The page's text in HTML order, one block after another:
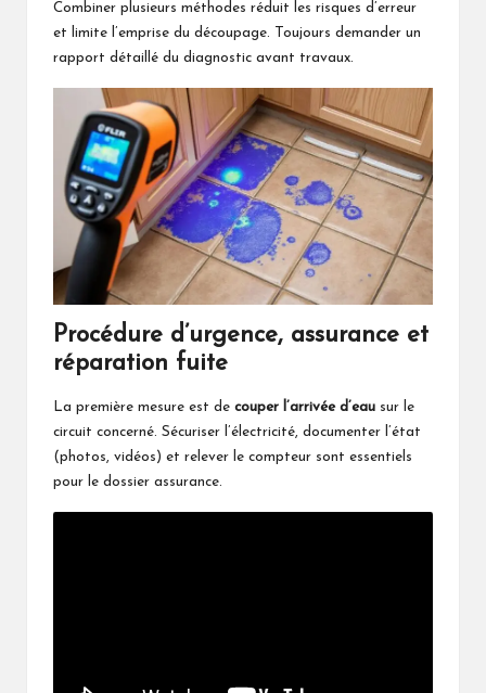
Combiner plusieurs méthodes réduit les risques d’erreur
et limite l’emprise du découpage. Toujours demander un
rapport détaillé du diagnostic avant travaux.
Procédure d’urgence, assurance et
réparation fuite
La première mesure est de couper l’arrivée d’eau sur le
circuit concerné. Sécuriser l’électricité, documenter l’état
(photos, vidéos) et relever le compteur sont essentiels
pour le dossier assurance.